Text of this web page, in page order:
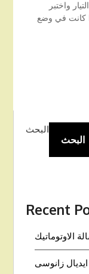
واختبر
كانت في وضع
البحث
البحث
Recent
الاوتوماتيك
زانوسى